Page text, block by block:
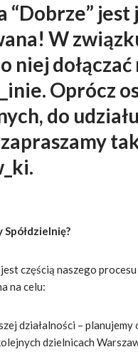
“Dobrze” jest
W
niej dołączać
Oprócz
do
Spółdzielnię?
częścią naszego procesu
na celu:
działalności –
dzielnicach